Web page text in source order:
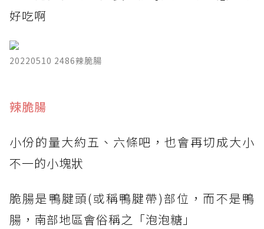
好吃啊
20220510 2486辣脆腸
​辣脆腸
小份的量大約五、六條吧，也會再切成大小
不一的小塊狀
脆腸是鴨腱頭(或稱鴨腱帶)部位，而不是鴨
腸，南部地區會俗稱之「泡泡糖」